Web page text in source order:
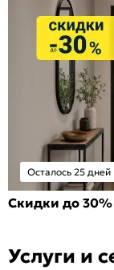
Осталось 25 дней
Скидки до
Услуги и